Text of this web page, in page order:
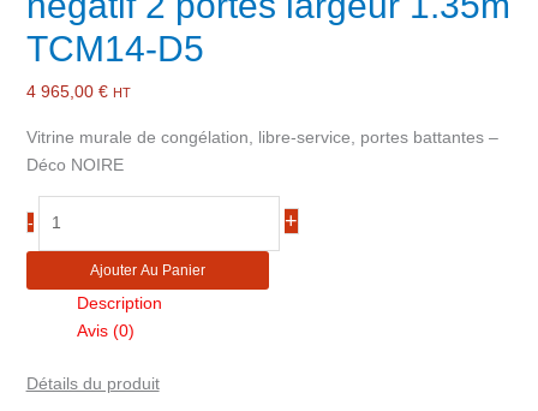
TCM14-D5
4 965,00 € HT
Vitrine murale de congélation, libre-service, portes battantes –
Déco NOIRE
-
murale
négatif
+
Ajouter Au Panier
Description
Avis (0)
Détails du produit